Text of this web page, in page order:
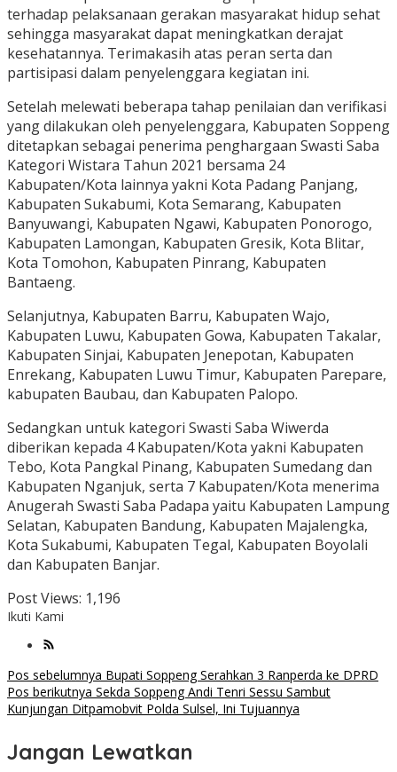
terhadap pelaksanaan gerakan masyarakat hidup sehat
sehingga masyarakat dapat meningkatkan derajat
kesehatannya. Terimakasih atas peran serta dan
partisipasi dalam penyelenggara kegiatan ini.
Setelah melewati beberapa tahap penilaian dan verifikasi
yang dilakukan oleh penyelenggara, Kabupaten Soppeng
ditetapkan sebagai penerima penghargaan Swasti Saba
Kategori Wistara Tahun 2021 bersama 24
Kabupaten/Kota lainnya yakni Kota Padang Panjang,
Kabupaten Sukabumi, Kota Semarang, Kabupaten
Banyuwangi, Kabupaten Ngawi, Kabupaten Ponorogo,
Kabupaten Lamongan, Kabupaten Gresik, Kota Blitar,
Kota Tomohon, Kabupaten Pinrang, Kabupaten
Bantaeng.
Selanjutnya, Kabupaten Barru, Kabupaten Wajo,
Kabupaten Luwu, Kabupaten Gowa, Kabupaten Takalar,
Kabupaten Sinjai, Kabupaten Jenepotan, Kabupaten
Enrekang, Kabupaten Luwu Timur, Kabupaten Parepare,
kabupaten Baubau, dan Kabupaten Palopo.
Sedangkan untuk kategori Swasti Saba Wiwerda
diberikan kepada 4 Kabupaten/Kota yakni Kabupaten
Tebo, Kota Pangkal Pinang, Kabupaten Sumedang dan
Kabupaten Nganjuk, serta 7 Kabupaten/Kota menerima
Anugerah Swasti Saba Padapa yaitu Kabupaten Lampung
Selatan, Kabupaten Bandung, Kabupaten Majalengka,
Kota Sukabumi, Kabupaten Tegal, Kabupaten Boyolali
dan Kabupaten Banjar.
Post Views: 1,196
Ikuti Kami
Navigasi
pos
Pos sebelumnya Bupati Soppeng Serahkan 3 Ranperda ke DPRD
Pos berikutnya Sekda Soppeng Andi Tenri Sessu Sambut
Kunjungan Ditpamobvit Polda Sulsel, Ini Tujuannya
Jangan Lewatkan